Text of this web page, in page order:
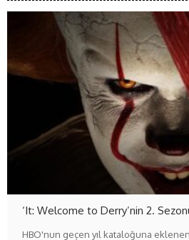
‘It: Welcome to Derry’nin 2.
HBO'nun geçen yıl kataloğuna